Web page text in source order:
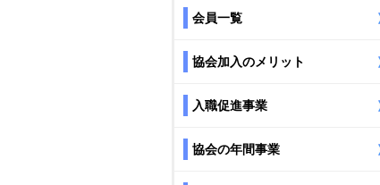
会員一覧
協会加入のメリット
入職促進事業
協会の年間事業